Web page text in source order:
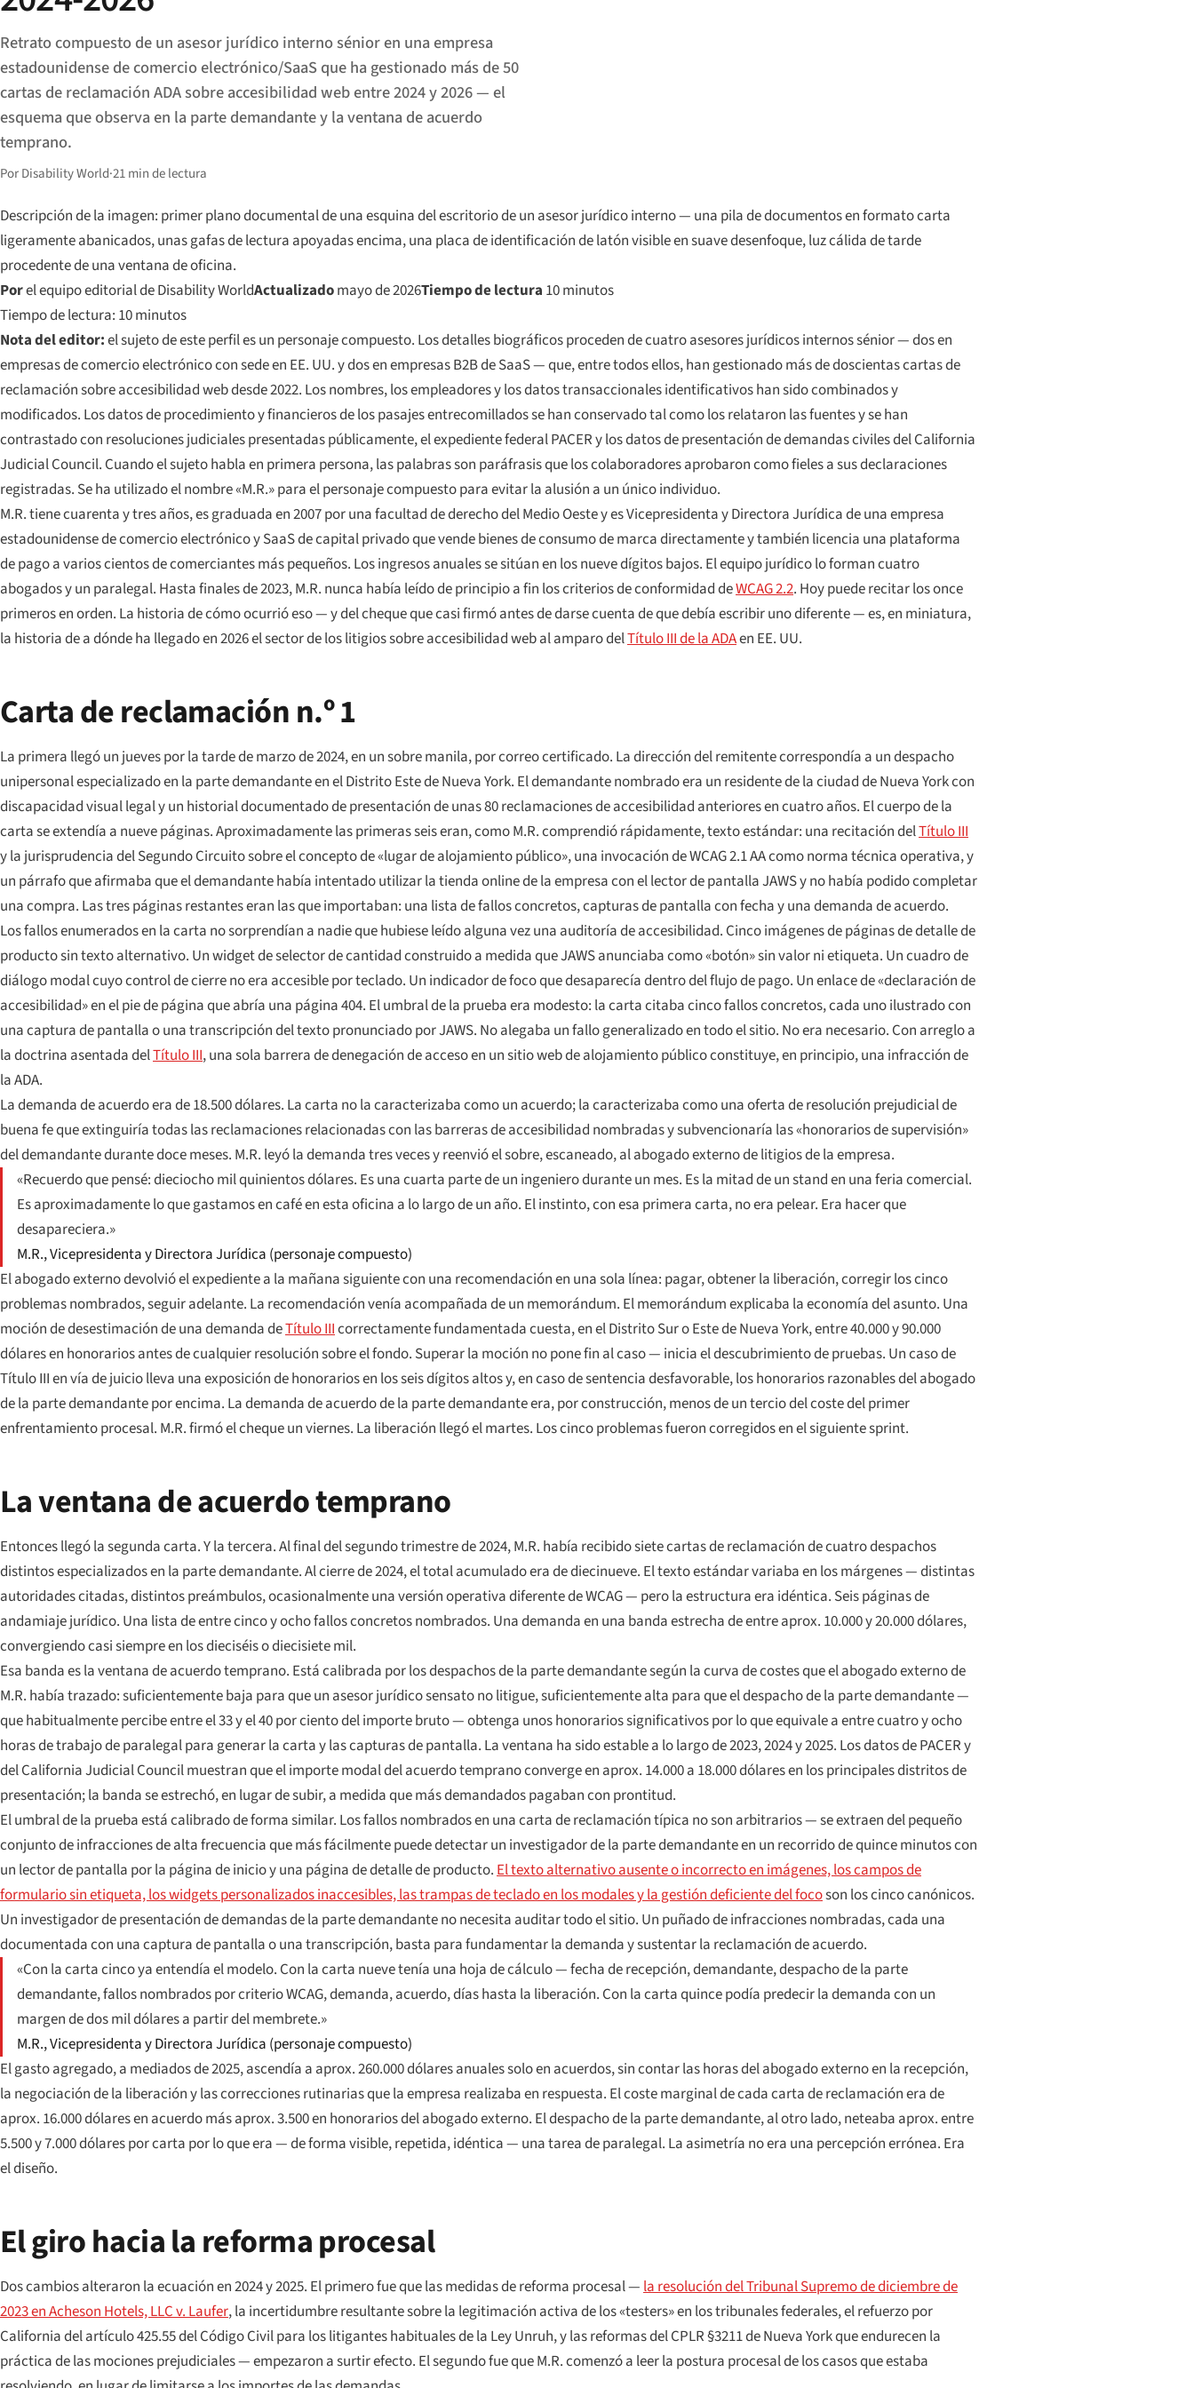
Retrato compuesto de un asesor jurídico interno sénior en una empresa
estadounidense de comercio electrónico/SaaS que ha gestionado más de 50
cartas de reclamación ADA sobre accesibilidad web entre 2024 y 2026 — el
esquema que observa en la parte demandante y la ventana de acuerdo
temprano.
Por Disability World·21 min de lectura
Descripción de la imagen: primer plano documental de una esquina del escritorio de un asesor jurídico interno — una pila de documentos en formato carta
ligeramente abanicados, unas gafas de lectura apoyadas encima, una placa de identificación de latón visible en suave desenfoque, luz cálida de tarde
procedente de una ventana de oficina.
Porel equipo editorial de Disability WorldActualizadomayo de 2026Tiempo de lectura 10 minutos
Tiempo de lectura: 10 minutos
Nota del editor:el sujeto de este perfil es un personaje compuesto. Los detalles biográficos proceden de cuatro asesores jurídicos internos sénior — dos en
empresas de comercio electrónico con sede en EE. UU. y dos en empresas B2B de SaaS — que, entre todos ellos, han gestionado más de doscientas cartas de
reclamación sobre accesibilidad web desde 2022. Los nombres, los empleadores y los datos transaccionales identificativos han sido combinados y
modificados. Los datos de procedimiento y financieros de los pasajes entrecomillados se han conservado tal como los relataron las fuentes y se han
contrastado con resoluciones judiciales presentadas públicamente, el expediente federal PACER y los datos de presentación de demandas civiles del California
Judicial Council. Cuando el sujeto habla en primera persona, las palabras son paráfrasis que los colaboradores aprobaron como fieles a sus declaraciones
registradas. Se ha utilizado el nombre«M.R.»para el personaje compuesto para evitar la alusión a un único individuo.
M.R. tiene cuarenta y tres años, es graduada en 2007 por una facultad de derecho del Medio Oeste y es Vicepresidenta y Directora Jurídica de una empresa
estadounidense de comercio electrónico y SaaS de capital privado que vende bienes de consumo de marca directamente y también licencia una plataforma
de pago a varios cientos de comerciantes más pequeños. Los ingresos anuales se sitúan en los nueve dígitos bajos. El equipo jurídico lo forman cuatro
abogados y un paralegal. Hasta finales de 2023, M.R. nunca había leído de principio a fin los criterios de conformidad deWCAG 2.2. Hoy puede recitar los once
primeros en orden. La historia de cómo ocurrió eso — y del cheque que casi firmó antes de darse cuenta de que debía escribir uno diferente — es, en miniatura,
la historia de a dónde ha llegado en 2026 el sector de los litigios sobre accesibilidad web al amparo delTítulo III de la ADAen EE. UU.
Carta de reclamación n.º 1
La primera llegó un jueves por la tarde de marzo de 2024, en un sobre manila, por correo certificado. La dirección del remitente correspondía a un despacho
unipersonal especializado en la parte demandante en el Distrito Este de Nueva York. El demandante nombrado era un residente de la ciudad de Nueva York con
discapacidad visual legal y un historial documentado de presentación de unas 80 reclamaciones de accesibilidad anteriores en cuatro años. El cuerpo de la
carta se extendía a nueve páginas. Aproximadamente las primeras seis eran, como M.R. comprendió rápidamente, texto estándar: una recitación delTítulo III
y la jurisprudencia del Segundo Circuito sobre el concepto de «lugar de alojamiento público», una invocación de WCAG 2.1 AA como norma técnica operativa, y
un párrafo que afirmaba que el demandante había intentado utilizar la tienda online de la empresa con el lector de pantalla JAWS y no había podido completar
una compra. Las tres páginas restantes eran las que importaban: una lista de fallos concretos, capturas de pantalla con fecha y una demanda de acuerdo.
Los fallos enumerados en la carta no sorprendían a nadie que hubiese leído alguna vez una auditoría de accesibilidad. Cinco imágenes de páginas de detalle de
producto sin texto alternativo. Un widget de selector de cantidad construido a medida que JAWS anunciaba como «botón» sin valor ni etiqueta. Un cuadro de
diálogo modal cuyo control de cierre no era accesible por teclado. Un indicador de foco que desaparecía dentro del flujo de pago. Un enlace de «declaración de
accesibilidad» en el pie de página que abría una página 404. El umbral de la prueba era modesto: la carta citaba cinco fallos concretos, cada uno ilustrado con
una captura de pantalla o una transcripción del texto pronunciado por JAWS. No alegaba un fallo generalizado en todo el sitio. No era necesario. Con arreglo a
la doctrina asentada delTítulo III, una sola barrera de denegación de acceso en un sitio web de alojamiento público constituye, en principio, una infracción de
la ADA.
La demanda de acuerdo era de 18.500 dólares. La carta no la caracterizaba como un acuerdo; la caracterizaba como una oferta de resolución prejudicial de
buena fe que extinguiría todas las reclamaciones relacionadas con las barreras de accesibilidad nombradas y subvencionaría las «honorarios de supervisión»
del demandante durante doce meses. M.R. leyó la demanda tres veces y reenvió el sobre, escaneado, al abogado externo de litigios de la empresa.
«Recuerdo que pensé: dieciocho mil quinientos dólares. Es una cuarta parte de un ingeniero durante un mes. Es la mitad de un stand en una feria comercial.
Es aproximadamente lo que gastamos en café en esta oficina a lo largo de un año. El instinto, con esa primera carta, no era pelear. Era hacer que
desapareciera.»
M.R., Vicepresidenta y Directora Jurídica (personaje compuesto)
El abogado externo devolvió el expediente a la mañana siguiente con una recomendación en una sola línea: pagar, obtener la liberación, corregir los cinco
problemas nombrados, seguir adelante. La recomendación venía acompañada de un memorándum. El memorándum explicaba la economía del asunto. Una
moción de desestimación de una demanda deTítulo IIIcorrectamente fundamentada cuesta, en el Distrito Sur o Este de Nueva York, entre 40.000 y 90.000
dólares en honorarios antes de cualquier resolución sobre el fondo. Superar la moción no pone fin al caso — inicia el descubrimiento de pruebas. Un caso de
Título III en vía de juicio lleva una exposición de honorarios en los seis dígitos altos y, en caso de sentencia desfavorable, los honorarios razonables del abogado
de la parte demandante por encima. La demanda de acuerdo de la parte demandante era, por construcción, menos de un tercio del coste del primer
enfrentamiento procesal. M.R. firmó el cheque un viernes. La liberación llegó el martes. Los cinco problemas fueron corregidos en el siguiente sprint.
La ventana de acuerdo temprano
Entonces llegó la segunda carta. Y la tercera. Al final del segundo trimestre de 2024, M.R. había recibido siete cartas de reclamación de cuatro despachos
distintos especializados en la parte demandante. Al cierre de 2024, el total acumulado era de diecinueve. El texto estándar variaba en los márgenes — distintas
autoridades citadas, distintos preámbulos, ocasionalmente una versión operativa diferente de WCAG — pero la estructura era idéntica. Seis páginas de
andamiaje jurídico. Una lista de entre cinco y ocho fallos concretos nombrados. Una demanda en una banda estrecha de entre aprox. 10.000 y 20.000 dólares,
convergiendo casi siempre en los dieciséis o diecisiete mil.
Esa banda es la ventana de acuerdo temprano. Está calibrada por los despachos de la parte demandante según la curva de costes que el abogado externo de
M.R. había trazado: suficientemente baja para que un asesor jurídico sensato no litigue, suficientemente alta para que el despacho de la parte demandante —
que habitualmente percibe entre el 33 y el 40 por ciento del importe bruto — obtenga unos honorarios significativos por lo que equivale a entre cuatro y ocho
horas de trabajo de paralegal para generar la carta y las capturas de pantalla. La ventana ha sido estable a lo largo de 2023, 2024 y 2025. Los datos de PACER y
del California Judicial Council muestran que el importe modal del acuerdo temprano converge en aprox. 14.000 a 18.000 dólares en los principales distritos de
presentación; la banda se estrechó, en lugar de subir, a medida que más demandados pagaban con prontitud.
El umbral de la prueba está calibrado de forma similar. Los fallos nombrados en una carta de reclamación típica no son arbitrarios — se extraen del pequeño
conjunto de infracciones de alta frecuencia que más fácilmente puede detectar un investigador de la parte demandante en un recorrido de quince minutos con
un lector de pantalla por la página de inicio y una página de detalle de producto.El texto alternativo ausente o incorrecto en imágenes, los campos de
formulario sin etiqueta, los widgets personalizados inaccesibles, las trampas de teclado en los modales y la gestión deficiente del focoson los cinco canónicos.
Un investigador de presentación de demandas de la parte demandante no necesita auditar todo el sitio. Un puñado de infracciones nombradas, cada una
documentada con una captura de pantalla o una transcripción, basta para fundamentar la demanda y sustentar la reclamación de acuerdo.
«Con la carta cinco ya entendía el modelo. Con la carta nueve tenía una hoja de cálculo — fecha de recepción, demandante, despacho de la parte
demandante, fallos nombrados por criterio WCAG, demanda, acuerdo, días hasta la liberación. Con la carta quince podía predecir la demanda con un
margen de dos mil dólares a partir del membrete.»
M.R., Vicepresidenta y Directora Jurídica (personaje compuesto)
El gasto agregado, a mediados de 2025, ascendía a aprox. 260.000 dólares anuales solo en acuerdos, sin contar las horas del abogado externo en la recepción,
la negociación de la liberación y las correcciones rutinarias que la empresa realizaba en respuesta. El coste marginal de cada carta de reclamación era de
aprox. 16.000 dólares en acuerdo más aprox. 3.500 en honorarios del abogado externo. El despacho de la parte demandante, al otro lado, neteaba aprox. entre
5.500 y 7.000 dólares por carta por lo que era — de forma visible, repetida, idéntica — una tarea de paralegal. La asimetría no era una percepción errónea. Era
el diseño.
El giro hacia la reforma procesal
Dos cambios alteraron la ecuación en 2024 y 2025. El primero fue que las medidas de reforma procesal —la resolución del Tribunal Supremo de diciembre de
2023 enAcheson Hotels, LLC v. Laufer, la incertidumbre resultante sobre la legitimación activa de los «testers» en los tribunales federales, el refuerzo por
California del artículo 425.55 del Código Civil para los litigantes habituales de la Ley Unruh, y las reformas del CPLR §3211 de Nueva York que endurecen la
práctica de las mociones prejudiciales — empezaron a surtir efecto. El segundo fue que M.R. comenzó a leer la postura procesal de los casos que estaba